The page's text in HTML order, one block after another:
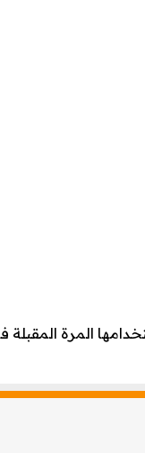
المرة المقبلة